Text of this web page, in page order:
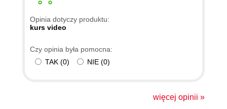
4.20. Jak sporządzić raport po
incydencie? [67]
5. Protokoły, konfiguracje i sprzęt
Opinia dotyczy produktu:
kurs video
Czy opinia była pomocna:
TAK (0) NIE (0)
więcej opinii »